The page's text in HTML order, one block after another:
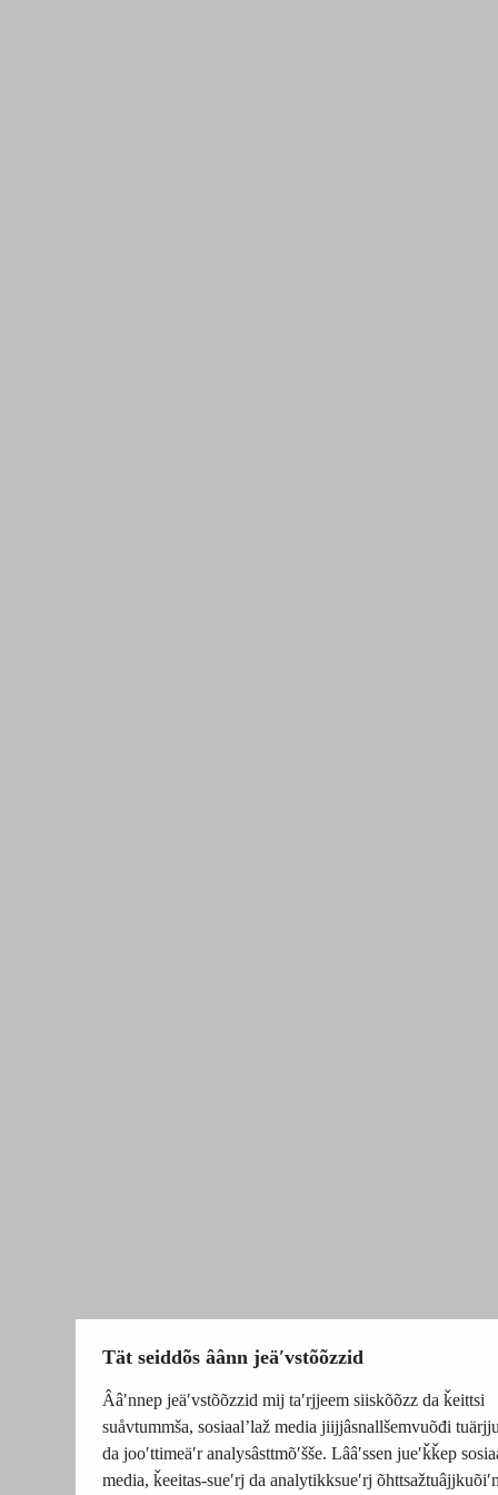
Tät seiddõs âânn jeäʹvstõõzzid
Ââʹnnep jeäʹvstõõzzid mij taʹrjjeem siiskõõzz da ǩeittsi
suåvtummša, sosiaalʼlaž media jiijjâsnallšemvuõđi
da jooʹttimeäʹr analysâsttmõʹšše. Lââʹssen jueʹǩǩep
media, ǩeeitas-sueʹrj da analytikksueʹrj